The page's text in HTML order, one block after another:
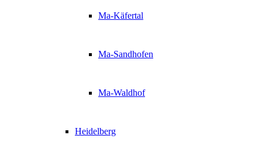
Ma-Käfertal
Ma-Sandhofen
Ma-Waldhof
Heidelberg